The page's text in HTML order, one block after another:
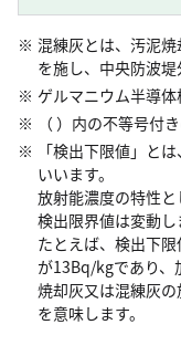
混練灰とは、汚泥
を施し、中央防波堤
ゲルマニウム半導体
（ ）内の不等号付
「検出下限値」と
いいます。
放射能濃度の特性
検出限界値は変動し
たとえば、検出下
が13Bq/kgであり、
焼却灰又は混練灰
を意味します。